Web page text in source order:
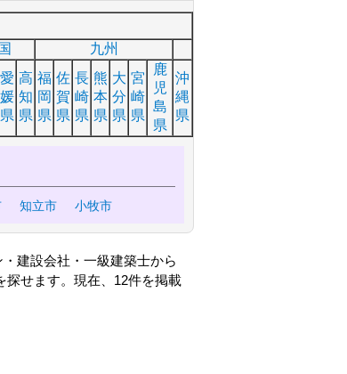
九州
愛
媛
県
高
知
県
福
岡
県
佐
賀
県
長
崎
県
熊
本
県
大
分
県
宮
崎
県
鹿
児
島
県
沖
縄
県
知立市 小牧市
建設会社・一級建築士から
探せます。現在、12件を掲載